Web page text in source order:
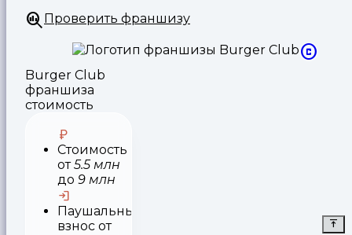
Проверить франшизу
Burger Club
франшиза
стоимость
Стоимость
от5.5 млн
до 9 млн
Паушальный
взнос от